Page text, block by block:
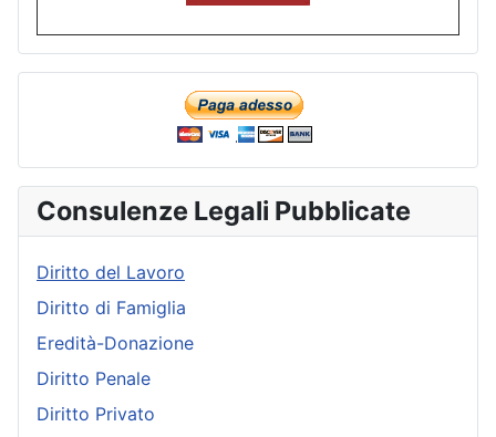
Consulenze Legali Pubblicate
Diritto del Lavoro
Diritto di Famiglia
Eredità-Donazione
Diritto Penale
Diritto Privato